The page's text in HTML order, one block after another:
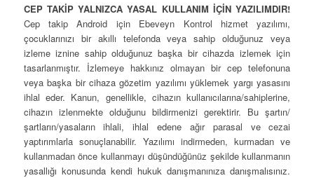
CEP TAKİP YALNIZCA YASAL KULLANIM İÇİN YAZILIMDIR!
Cep takip Android için Ebeveyn Kontrol hizmet yazılımı,
çocuklarınızı bir akıllı telefonda veya sahip olduğunuz veya
izleme iznine sahip olduğunuz başka bir cihazda izlemek için
tasarlanmıştır. İzlemeye hakkınız olmayan bir cep telefonuna
veya başka bir cihaza gözetim yazılımı yüklemek yargı yasasını
ihlal eder. Kanun, genellikle, cihazın kullanıcılarına/sahiplerine,
cihazın izlenmekte olduğunu bildirmenizi gerektirir. Bu şartın/
şartların/yasaların ihlali, ihlal edene ağır parasal ve cezai
yaptırımlarla sonuçlanabilir. Yazılımı indirmeden, kurmadan ve
kullanmadan önce kullanmayı düşündüğünüz şekilde kullanmanın
yasallığı konusunda kendi hukuk danışmanınıza danışmalısınız.